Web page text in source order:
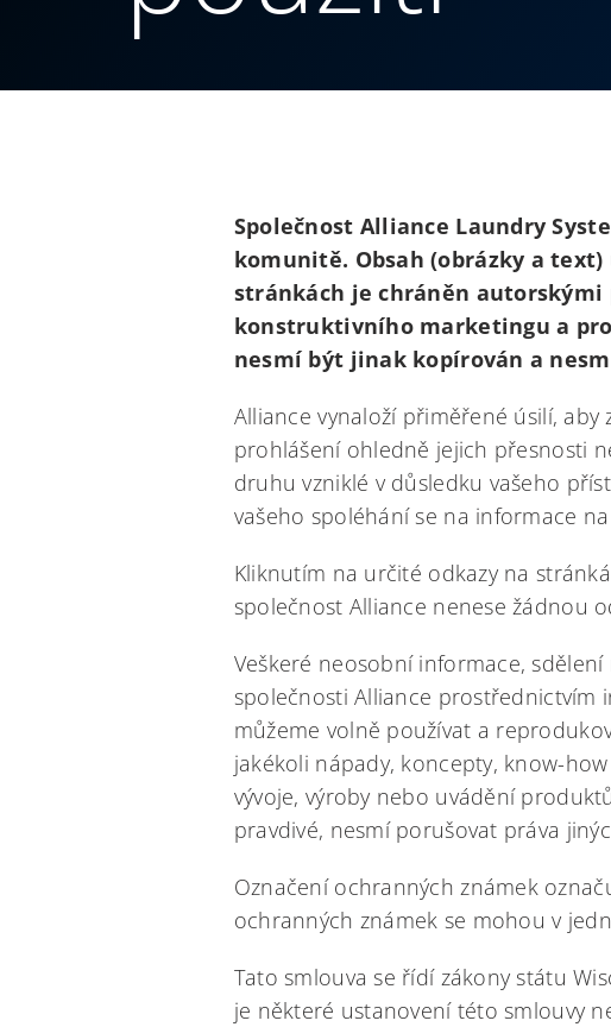
Společnost Alliance Laundry
komunitě. Obsah (obrázky a
stránkách je chráněn autorskými
konstruktivního marketingu a
nesmí být jinak kopírován a
Alliance vynaloží přiměřené úsilí,
prohlášení ohledně jejich přesnosti
druhu vzniklé v důsledku vašeho
vašeho spoléhání se na informace
Kliknutím na určité odkazy na
společnost Alliance nenese žádnou
Veškeré neosobní informace,
společnosti Alliance prostřednictvím
můžeme volně používat a
jakékoli nápady, koncepty, know-
vývoje, výroby nebo uvádění
pravdivé, nesmí porušovat práva
Označení ochranných známek
ochranných známek se mohou v
Tato smlouva se řídí zákony státu
je některé ustanovení této smlouvy